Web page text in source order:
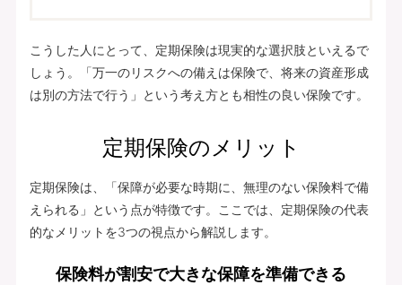
こうした人にとって、定期保険は現実的な選択肢といえるで
しょう。「万一のリスクへの備えは保険で、将来の資産形成
は別の方法で行う」という考え方とも相性の良い保険です。
定期保険のメリット
定期保険は、「保障が必要な時期に、無理のない保険料で備
えられる」という点が特徴です。ここでは、定期保険の代表
的なメリットを3つの視点から解説します。
保険料が割安で大きな保障を準備できる